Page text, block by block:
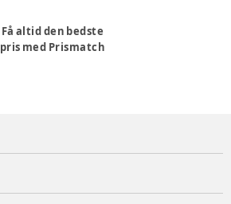
Få altid den bedste
pris med Prismatch